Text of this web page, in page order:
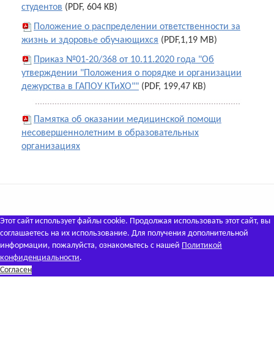
студентов (PDF, 604 KB)
Положение о распределении ответственности за
жизнь и здоровье обучающихся (PDF,1,19 MB)
Приказ №01-20/368 от 10.11.2020 года "Об
утверждении "Положения о порядке и организации
дежурства в ГАПОУ КТиХО"" (PDF, 199,47 KB)
Памятка об оказании медицинской помощи
несовершеннолетним в образовательных
организациях
Этот сайт использует файлы cookie. Продолжая использовать этот сайт, вы
соглашаетесь на их использование. Для получения дополнительной
информации, пожалуйста, ознакомьтесь с нашей Политикой
конфиденциальности.
Согласен